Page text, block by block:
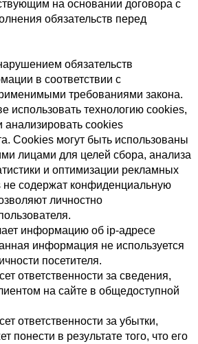
на основании договора с
обязательств перед
обязательств
в соответствии с
требованиями закона.
использовать технологию cookies,
анализировать cookies
Cookies могут быть использованы
лицами для целей сбора, анализа
и оптимизации рекламных
содержат конфиденциальную
личностно
информацию об ip-адресе
информация не используется
посетителя.
ответственности за сведения,
на сайте в общедоступной
ответственности за убытки,
понести в результате того, что его